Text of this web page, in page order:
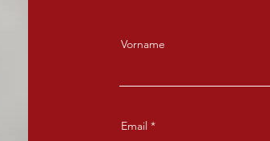
Vorname
Email